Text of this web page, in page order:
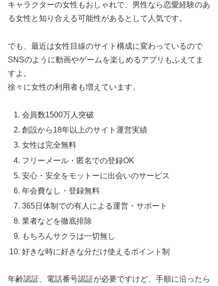
キャラクターの女性もおしゃれで、男性なら恋愛経験のあ
る女性と知り合える可能性があるとして人気です。
でも、最近は女性目線のサイト構成に変わっているので
SNSのように動画やゲームを楽しめるアプリもふえてま
すよ。
徐々に女性の利用者も増えています。
会員数1500万人突破
創設から18年以上のサイト運営実績
女性は完全無料
フリーメール・匿名での登録OK
安心・安全をモットーに出会いのサービス
年会費なし・登録無料
365日体制での有人による運営・サポート
業者などを徹底排除
もちろんサクラは一切無し
好きな時に好きな分だけ使えるポイント制
年齢認証、電話番号認証が必要ですけど、手順に沿ったら